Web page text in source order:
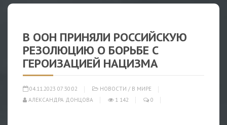
В ООН ПРИНЯЛИ РОССИЙСКУЮ
РЕЗОЛЮЦИЮ О БОРЬБЕ С
ГЕРОИЗАЦИЕЙ НАЦИЗМА
04.11.2023 07:30:02 НОВОСТИ / В МИРЕ
АЛЕКСАНДРА ДОНЦОВА
1 142 0